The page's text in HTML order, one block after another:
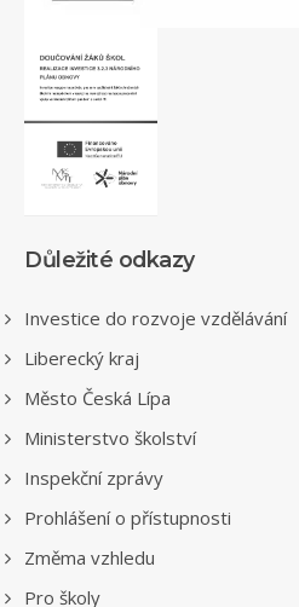
Důležité odkazy
Investice do rozvoje vzdělávání
Liberecký kraj
Město Česká Lípa
Ministerstvo školství
Inspekční zprávy
Prohlášení o přístupnosti
Změma vzhledu
Pro školy